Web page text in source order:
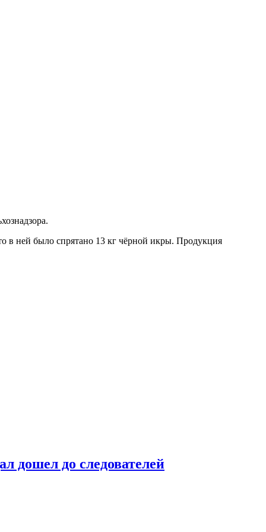
в ней было спрятано 13 кг чёрной икры. Продукция
дошел до следователей